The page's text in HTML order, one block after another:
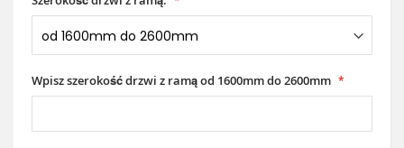
Wpisz szerokość drzwi z ramą od 1600mm do 2600mm